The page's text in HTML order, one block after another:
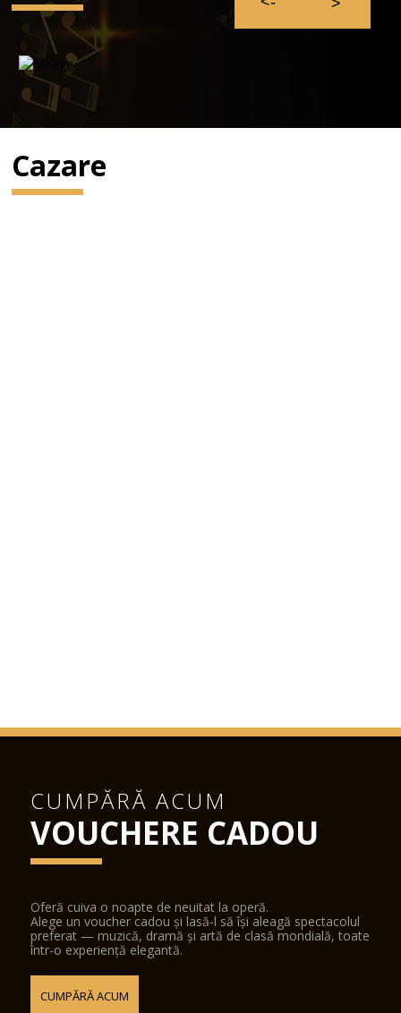
Cazare
CUMPĂRĂ ACUM
VOUCHERE CADOU
Oferă cuiva o noapte de neuitat la operă.
Alege un voucher cadou și lasă-l să își aleagă spectacolul
preferat — muzică, dramă și artă de clasă mondială, toate
într-o experiență elegantă.
CUMPĂRĂ ACUM